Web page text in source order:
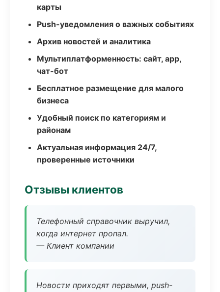
карты
Push-уведомления о важных событиях
Архив новостей и аналитика
Мультиплатформенность: сайт, app,
чат-бот
Бесплатное размещение для малого
бизнеса
Удобный поиск по категориям и
районам
Актуальная информация 24/7,
проверенные источники
Отзывы клиентов
Телефонный справочник выручил,
когда интернет пропал.
— Клиент компании
Новости приходят первыми, push-